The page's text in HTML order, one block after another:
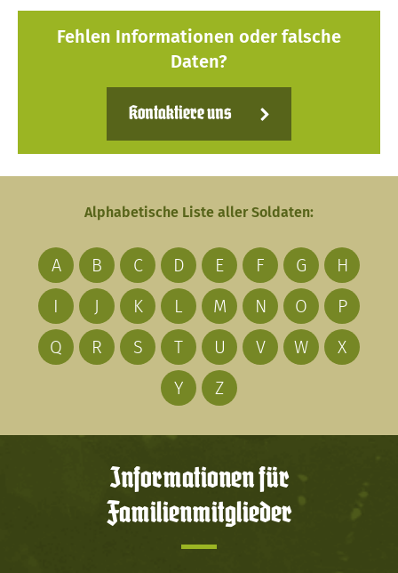
Fehlen Informationen oder falsche
Daten?
Kontaktiere uns
Alphabetische Liste aller Soldaten:
A B C D E F G
H
I
J K L M N O
P
Q
R S T U V W
X
Y
Z
Informationen für
Familienmitglieder